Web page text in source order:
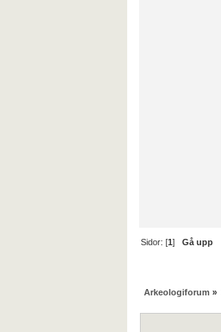
Sidor: [1]Gå upp
Arkeologiforum »